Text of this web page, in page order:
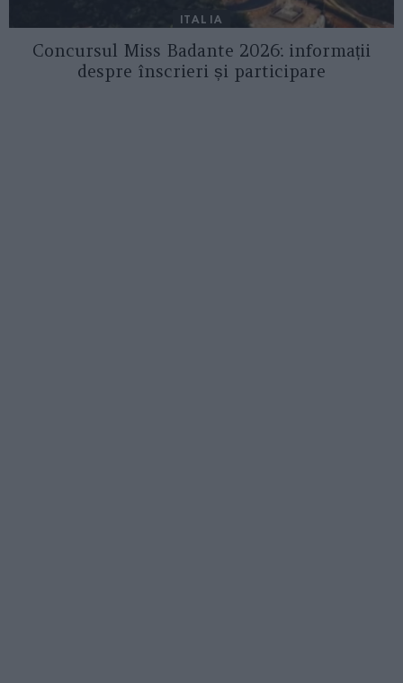
ITALIA
Concursul Miss Badante 2026: informații
despre înscrieri și participare